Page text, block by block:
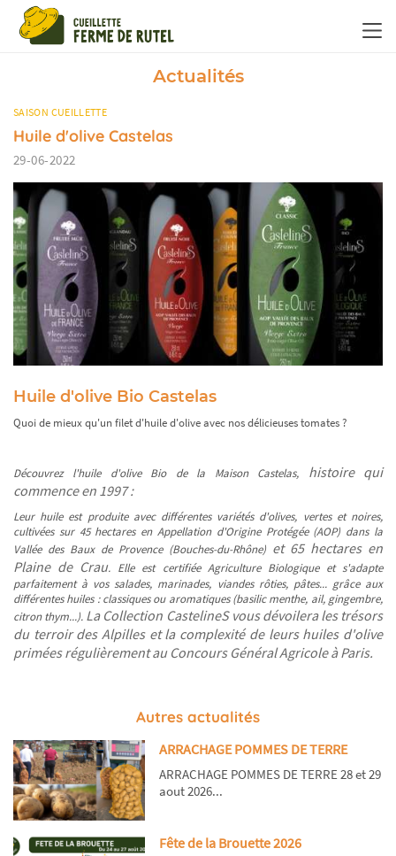
Actualités
SAISON CUEILLETTE
Huile d'olive Castelas
29-06-2022
Huile d'olive Bio Castelas
Quoi de mieux qu'un filet d'huile d'olive avec nos délicieuses tomates ?
Découvrez l'huile d'olive Bio de la Maison Castelas, histoire qui
commence en 1997 :
Leur huile est produite avec différentes variétés d'olives, vertes et noires,
cultivées sur 45 hectares en Appellation d'Origine Protégée (AOP) dans la
Vallée des Baux de Provence (Bouches-du-Rhône) et 65 hectares en
Plaine de Crau. Elle est certifiée Agriculture Biologique et s'adapte
parfaitement à vos salades, marinades, viandes rôties, pâtes... grâce aux
différentes huiles : classiques ou aromatiques (basilic menthe, ail, gingembre,
citron thym...). La Collection CastelineS vous dévoilera les trésors
du terroir des Alpilles et la complexité de leurs huiles d'olive
primées régulièrement au Concours Général Agricole à Paris.
Autres actualités
ARRACHAGE POMMES DE TERRE
ARRACHAGE POMMES DE TERRE 28 et 29
aout 2026...
Fête de la Brouette 2026
Panneau de gestion des cookies